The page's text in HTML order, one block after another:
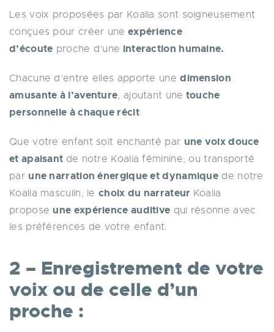
Les voix proposées par Koalia sont soigneusement
conçues pour créer une expérience
d’écoute proche d’une interaction humaine.
Chacune d’entre elles apporte unedimension
amusante à l’aventure, ajoutant une touche
personnelle à chaque récit.
Que votre enfant soit enchanté par une voix douce
et apaisant de notre Koalia féminine, ou transporté
par une narration énergique et dynamique de notre
Koalia masculin, lechoix du narrateur Koalia
propose une expérience auditive qui résonne avec
les préférences de votre enfant.
2 – Enregistrement de votre
voix ou de celle d’un
proche :